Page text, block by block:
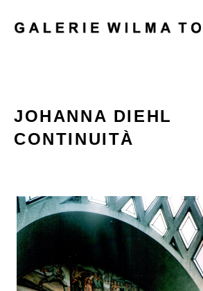
JOHANNA DIEHL
CONTINUITÀ